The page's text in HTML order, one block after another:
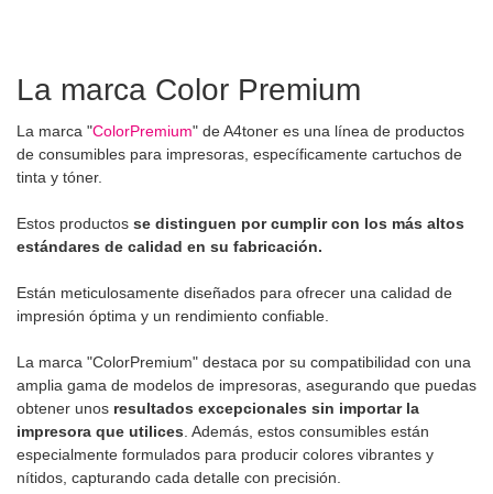
La marca Color Premium
La marca "ColorPremium" de A4toner es una línea de productos
de consumibles para impresoras, específicamente cartuchos de
tinta y tóner.
Estos productos se distinguen por cumplir con los más altos
estándares de calidad en su fabricación.
Están meticulosamente diseñados para ofrecer una calidad de
impresión óptima y un rendimiento confiable.
La marca "ColorPremium" destaca por su compatibilidad con una
amplia gama de modelos de impresoras, asegurando que puedas
obtener unos resultados excepcionales sin importar la
impresora que utilices . Además, estos consumibles están
especialmente formulados para producir colores vibrantes y
nítidos, capturando cada detalle con precisión.